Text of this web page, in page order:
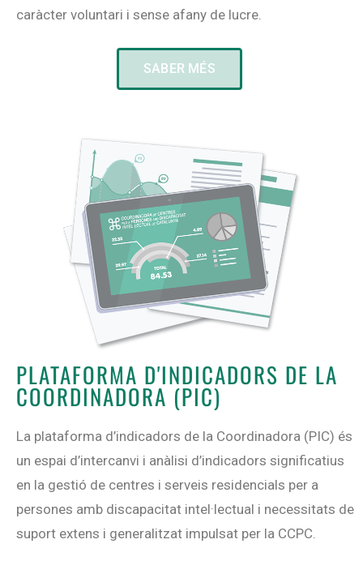
caràcter voluntari i sense afany de lucre.
SABER MÉS
PLATAFORMA D'INDICADORS DE LA
COORDINADORA (PIC)
La plataforma d’indicadors de la Coordinadora (PIC) és
un espai d’intercanvi i anàlisi d’indicadors significatius
en la gestió de centres i serveis residencials per a
persones amb discapacitat intel·lectual i necessitats de
suport extens i generalitzat impulsat per la CCPC.